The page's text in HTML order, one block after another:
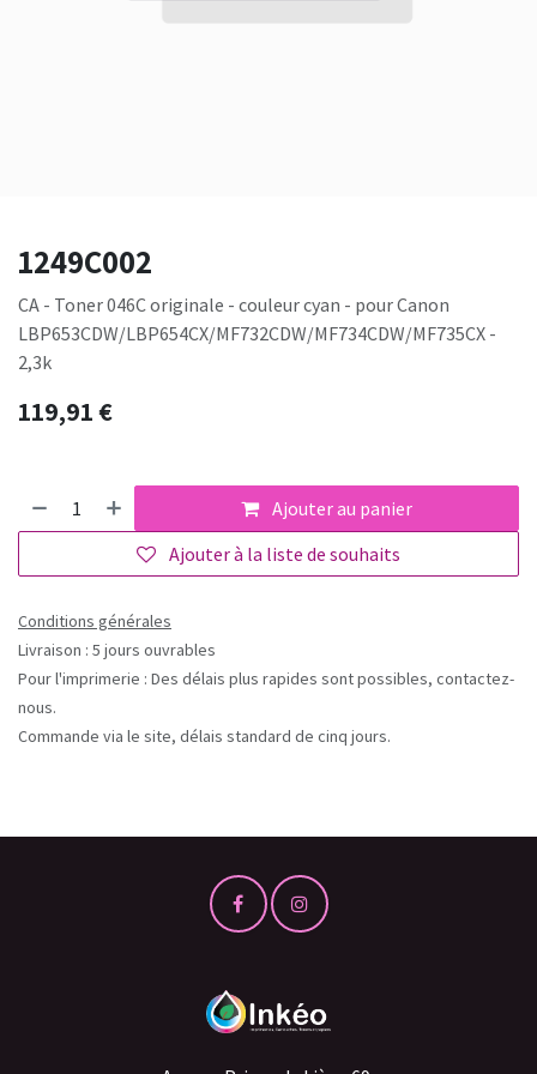
1249C002
CA - Toner 046C originale - couleur cyan - pour Canon
LBP653CDW/LBP654CX/MF732CDW/MF734CDW/MF735CX -
2,3k
119,91€
Ajouter au panier
Ajouter à la liste de souhaits
Conditions générales
Livraison : 5 jours ouvrables
Pour l'imprimerie : Des délais plus rapides sont possibles, contactez-
nous.
Commande via le site, délais standard de cinq jours.